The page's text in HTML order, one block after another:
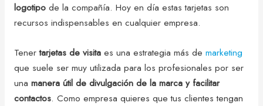
logotipode la compañía. Hoy en día estas tarjetas son
recursos indispensables en cualquier empresa.
Tenertarjetas de visita es una estrategia más de marketing
que suele ser muy utilizada para los profesionales por ser
una manera útil de divulgación de la marca y facilitar
contactos. Como empresa quieres que tus clientes tengan